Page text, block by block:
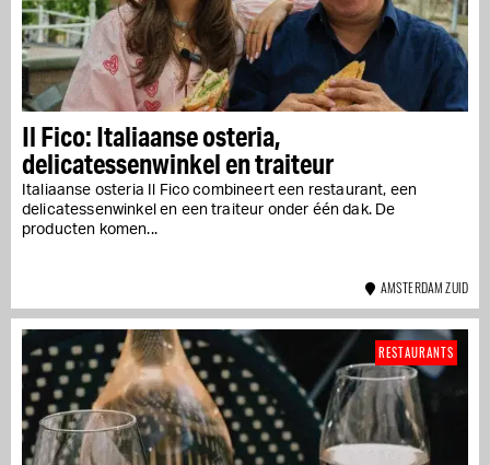
Il Fico: Italiaanse osteria,
delicatessenwinkel en traiteur
Italiaanse osteria Il Fico combineert een restaurant, een
delicatessenwinkel en een traiteur onder één dak. De
producten komen...
AMSTERDAM ZUID
RESTAURANTS